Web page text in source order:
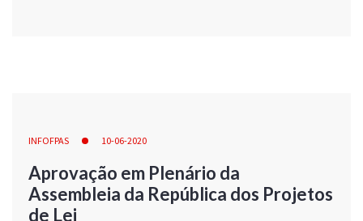
INFOFPAS 10-06-2020
Aprovação em Plenário da
Assembleia da República dos Projetos
de Lei